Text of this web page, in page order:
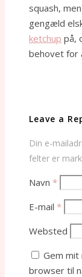
squash,
gengæld
ketchup på,
behovet for
Leave a
Din e-
felter er
Navn *
E-mail *
Websted
Gem mit
browser til